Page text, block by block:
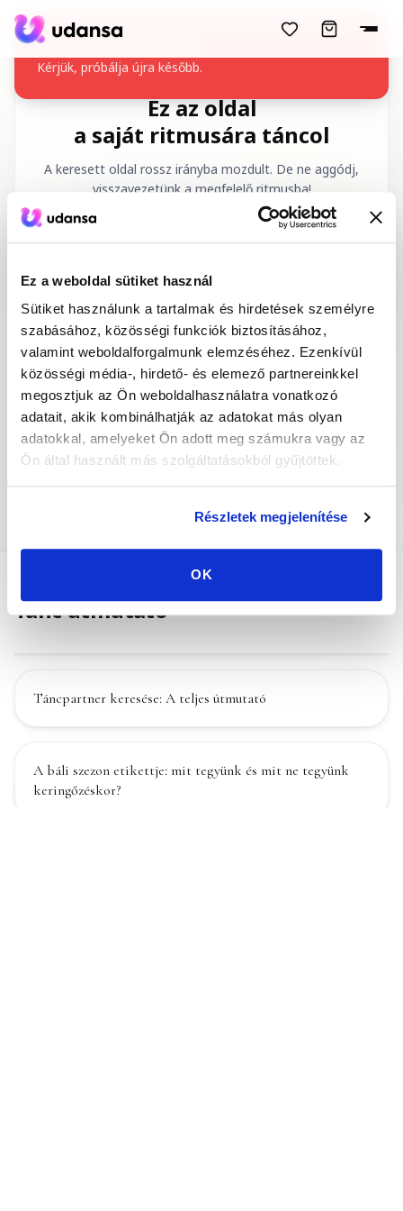
Ez a weboldal sütiket használ
Sütiket használunk a tartalmak és hirdetések személyre
szabásához, közösségi funkciók biztosításához,
valamint weboldalforgalmunk elemzéséhez. Ezenkívül
közösségi média-, hirdető- és elemező partnereinkkel
megosztjuk az Ön weboldalhasználatra vonatkozó
adatait, akik kombinálhatják az adatokat más olyan
adatokkal, amelyeket Ön adott meg számukra vagy az
Ön által használt más szolgáltatásokból gyűjtöttek.
Részletek megjelenítése
OK
accessibility.skipToMainContent
A kurzus nem tölthető be
Kérjük, próbálja újra később.
Ez az oldal
a saját ritmusára táncol
A keresett oldal rossz irányba mozdult. De ne aggódj,
visszavezetünk a megfelelő ritmusba!
Kezdőlap Tánctanfolyamok
Tánc útmutató